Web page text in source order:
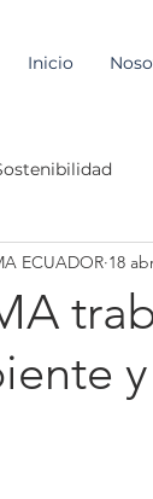
Inicio
ECUADOR 18